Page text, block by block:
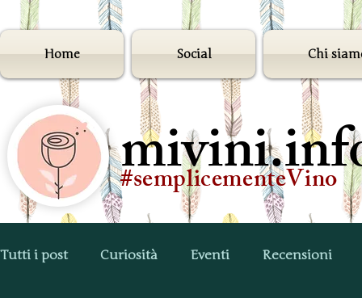
Home Social Chi
#semplicementeVino
Tutti i post Curiosità Eventi Recensioni